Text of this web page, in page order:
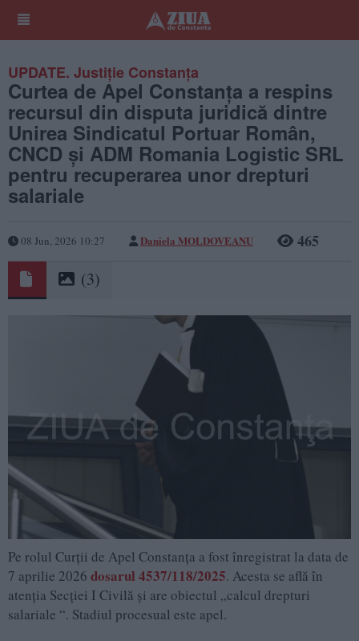
UPDATE. Justiție Constanța
Curtea de Apel Constanța a respins
recursul din disputa juridică dintre
Unirea Sindicatul Portuar Român,
CNCD și ADM Romania Logistic SRL
pentru recuperarea unor drepturi
salariale
08 Jun, 2026 10:27 Daniela MOLDOVEANU 465
(3)
Pe rolul Curții de Apel Constanța a fost înregistrat la data de
7 aprilie 2026 dosarul 4537/118/2025. Acesta se află în
atenția Secției I Civilă și are obiectul „calcul drepturi
salariale “. Stadiul procesual este apel.